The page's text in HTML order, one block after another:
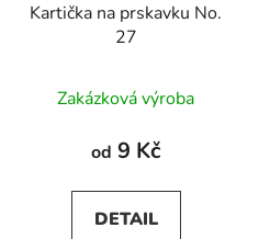
Kartička na prskavku No.
27
Zakázková výroba
od 9 Kč
DETAIL